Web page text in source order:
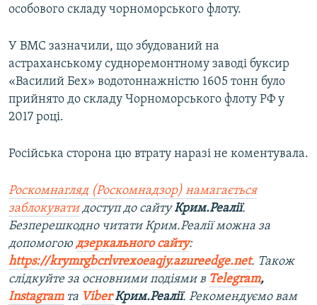
особового складу чорноморського флоту.
У ВМС зазначили, що збудований на
астраханському судноремонтному заводі буксир
«Василий Бех» водотоннажністю 1605 тонн було
прийнято до складу Чорноморського флоту РФ у
2017 році.
Російська сторона цю втрату наразі не коментувала.
Роскомнагляд (Роскомнадзор) намагається
заблокуватидоступ до сайтуКрим.Реалії.
Безперешкодно читати Крим.Реалії можна за
допомогою дзеркального сайту:
https://krymrgbcrlvrexoeaqjy.azureedge.net. Також
слідкуйте за основними подіями в Telegram,
Instagramта ViberКрим.Реалії. Рекомендуємо вам